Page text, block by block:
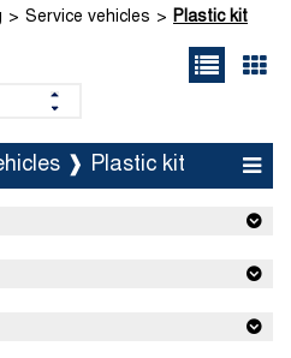
Service vehicles Plastic kit
❱ Plastic kit